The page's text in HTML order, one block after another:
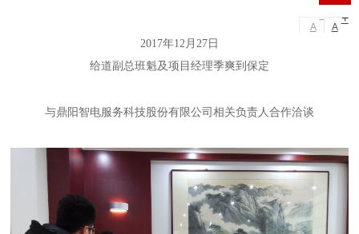
A A
+
2017年12月27日
给道副总班魁及项目经理季爽到保定
与鼎阳智电服务科技股份有限公司相关负责人合作洽谈